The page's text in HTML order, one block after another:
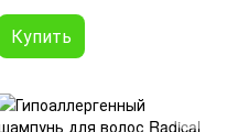
Купить